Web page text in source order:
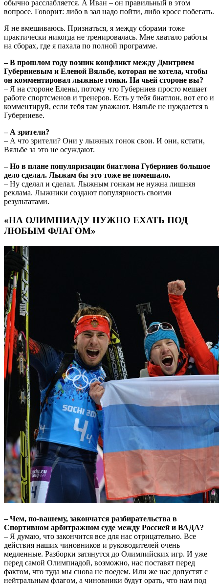
обычно расслабляется. А Иван – он правильный в этом
вопросе. Говорит: либо в зал надо пойти, либо кросс побегать.
Я не вмешиваюсь. Признаться, я между сборами тоже
практически никогда не тренировалась. Мне хватало работы
на сборах, где я пахала по полной программе.
– В прошлом году возник конфликт между Дмитрием
Губерниевым и Еленой Вяльбе, которая не хотела, чтобы
он комментировал лыжные гонки. На чьей стороне вы?
– Я на стороне Елены, потому что Губерниев просто мешает
работе спортсменов и тренеров. Есть у тебя биатлон, вот его и
комментируй, если тебя там уважают. Вяльбе не нуждается в
Губерниеве.
– А зрители?
– А что зрители? Они у лыжных гонок свои. И они, кстати,
Вяльбе за это не осуждают.
– Но в плане популяризации биатлона Губерниев большое
дело сделал. Лыжам бы это тоже не помешало.
– Ну сделал и сделал. Лыжным гонкам не нужна лишняя
реклама. Лыжники создают популярность своими
результатами.
«НА ОЛИМПИАДУ НУЖНО ЕХАТЬ ПОД
ЛЮБЫМ ФЛАГОМ»
– Чем, по-вашему, закончатся разбирательства в
Спортивном арбитражном суде между Россией и ВАДА?
– Я думаю, что закончится все для нас отрицательно. Все
действия наших чиновников и руководителей очень
медленные. Разборки затянутся до Олимпийских игр. И уже
перед самой Олимпиадой, возможно, нас поставят перед
фактом, что туда мы снова не поедем. Или же нас допустят с
нейтральным флагом, а чиновники будут орать, что нам под